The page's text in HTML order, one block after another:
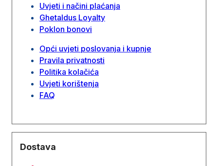
Uvjeti i načini plaćanja
Ghetaldus Loyalty
Poklon bonovi
Opći uvjeti poslovanja i kupnje
Pravila privatnosti
Politika kolačića
Uvjeti korištenja
FAQ
Dostava